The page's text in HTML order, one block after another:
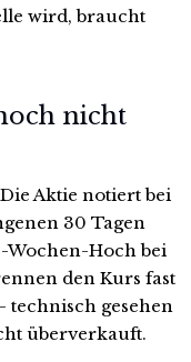
wird, braucht
nicht
Aktie notiert bei
30 Tagen
Wochen-Hoch bei
den Kurs fast
technisch gesehen
überverkauft.